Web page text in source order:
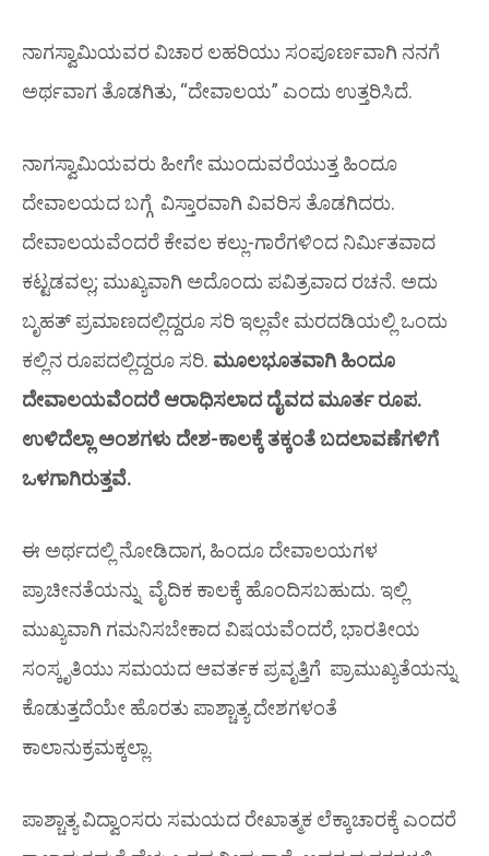
ನಾಗಸ್ವಾಮಿಯವರ ವಿಚಾರ ಲಹರಿಯು ಸಂಪೂರ್ಣವಾಗಿ ನನಗೆ
ಅರ್ಥವಾಗ ತೊಡಗಿತು, “ದೇವಾಲಯ” ಎಂದು ಉತ್ತರಿಸಿದೆ.
ನಾಗಸ್ವಾಮಿಯವರು ಹೀಗೇ ಮುಂದುವರೆಯುತ್ತ ಹಿಂದೂ
ದೇವಾಲಯದ ಬಗ್ಗೆ ವಿಸ್ತಾರವಾಗಿ ವಿವರಿಸ ತೊಡಗಿದರು.
ದೇವಾಲಯವೆಂದರೆ ಕೇವಲ ಕಲ್ಲು-ಗಾರೆಗಳಿಂದ ನಿರ್ಮಿತವಾದ
ಕಟ್ಟಡವಲ್ಲ; ಮುಖ್ಯವಾಗಿ ಅದೊಂದು ಪವಿತ್ರವಾದ ರಚನೆ. ಅದು
ಬೃಹತ್ ಪ್ರಮಾಣದಲ್ಲಿದ್ದರೂ ಸರಿ ಇಲ್ಲವೇ ಮರದಡಿಯಲ್ಲಿ ಒಂದು
ಕಲ್ಲಿನ ರೂಪದಲ್ಲಿದ್ದರೂ ಸರಿ. ಮೂಲಭೂತವಾಗಿ ಹಿಂದೂ
ದೇವಾಲಯವೆಂದರೆ ಆರಾಧಿಸಲಾದ ದೈವದ ಮೂರ್ತ ರೂಪ.
ಉಳಿದೆಲ್ಲಾ ಅಂಶಗಳು ದೇಶ-ಕಾಲಕ್ಕೆ ತಕ್ಕಂತೆ ಬದಲಾವಣೆಗಳಿಗೆ
ಒಳಗಾಗಿರುತ್ತವೆ.
ಈ ಅರ್ಥದಲ್ಲಿ ನೋಡಿದಾಗ, ಹಿಂದೂ ದೇವಾಲಯಗಳ
ಪ್ರಾಚೀನತೆಯನ್ನು ವೈದಿಕ ಕಾಲಕ್ಕೆ ಹೊಂದಿಸಬಹುದು. ಇಲ್ಲಿ
ಮುಖ್ಯವಾಗಿ ಗಮನಿಸಬೇಕಾದ ವಿಷಯವೆಂದರೆ, ಭಾರತೀಯ
ಸಂಸ್ಕೃತಿಯು ಸಮಯದ ಆವರ್ತಕ ಪ್ರವೃತ್ತಿಗೆ ಪ್ರಾಮುಖ್ಯತೆಯನ್ನು
ಕೊಡುತ್ತದೆಯೇ ಹೊರತು ಪಾಶ್ಚಾತ್ಯ ದೇಶಗಳಂತೆ
ಕಾಲಾನುಕ್ರಮಕ್ಕಲ್ಲಾ.
ಪಾಶ್ಚಾತ್ಯವಿದ್ವಾಂಸರು ಸಮಯದ ರೇಖಾತ್ಮಕ ಲೆಕ್ಕಾಚಾರಕ್ಕೆ ಎಂದರೆ